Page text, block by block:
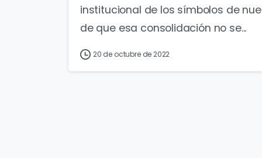
institucional de los símbolos de
de que esa consolidación no se...
20 de octubre de 2022